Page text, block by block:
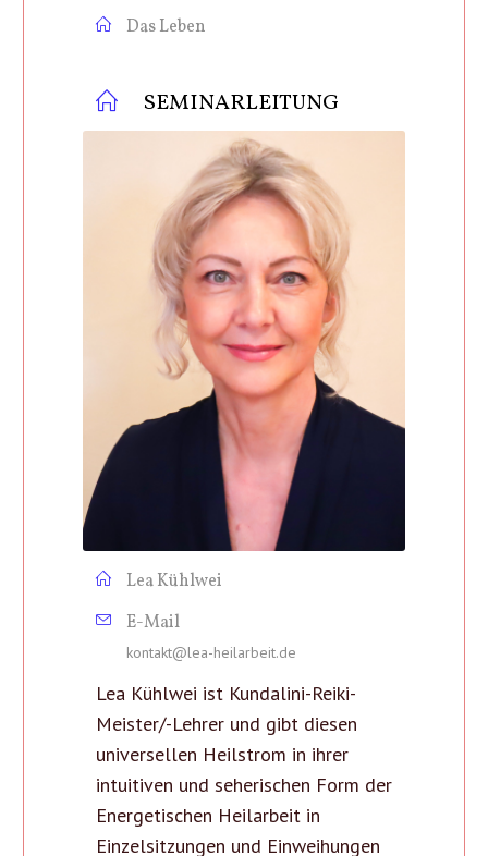
Das Leben
SEMINARLEITUNG
Lea Kühlwei
E-Mail
kontakt@lea-heilarbeit.de
Lea Kühlwei ist Kundalini-Reiki-
Meister/-Lehrer und gibt diesen
universellen Heilstrom in ihrer
intuitiven und seherischen Form der
Energetischen Heilarbeit in
Einzelsitzungen und Einweihungen